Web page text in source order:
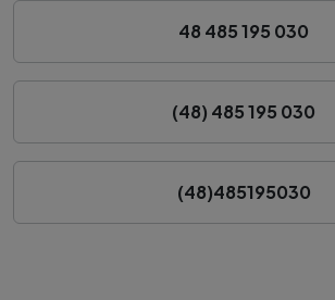
48 485 195 030
(48) 485 195 030
(48)485195030